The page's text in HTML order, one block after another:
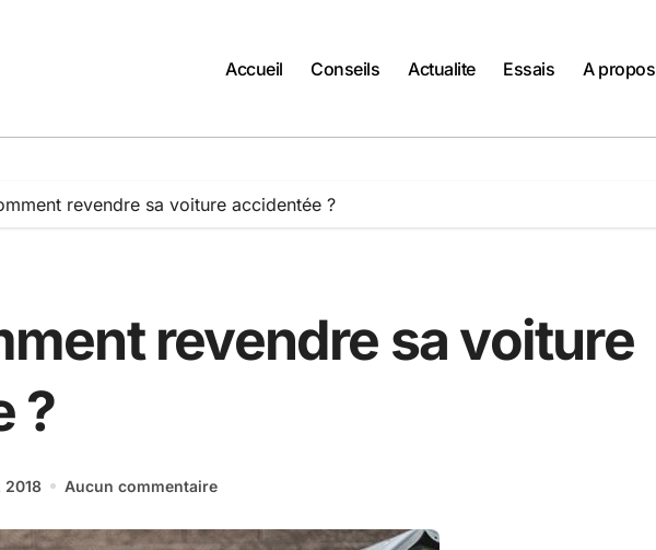
Accueil Conseils Actualite Essais A propos
revendre sa voiture accidentée ?
revendre sa voiture
?
2018 Aucun commentaire